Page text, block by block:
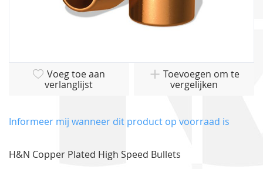
van
gallerij
Voeg toe aan
verlanglijst
Toevoegen om te
vergelijken
Informeer mij wanneer dit product op voorraad is
H&N Copper Plated High Speed Bullets